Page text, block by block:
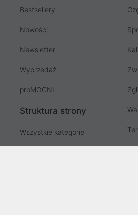
Bestsellery
Nowości
Newsletter
Wyprzedaż
proMOCNI
Struktura strony
Wszystkie kategorie